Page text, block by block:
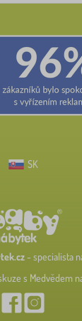
SK
- specialista
s Medvědem